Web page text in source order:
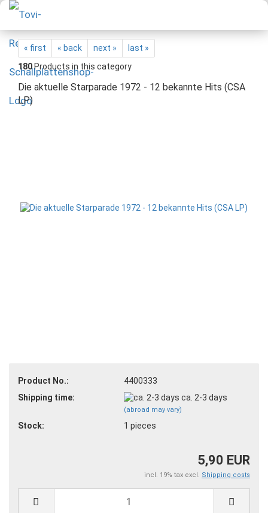
« first « back next »
last »
180Products in this category
Die aktuelle Starparade 1972 - 12 bekannte Hits (CSA
LP)
Product No.:
4400333
Shipping time:
ca. 2-3 days
(abroad may vary)
Stock: 1 pieces
5,90 EUR
incl. 19% tax excl. Shipping costs